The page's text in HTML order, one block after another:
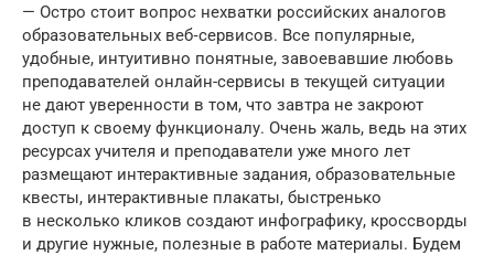
— Остро стоит вопрос нехватки российских аналогов
образовательных веб‑сервисов. Все популярные,
удобные, интуитивно понятные, завоевавшие любовь
преподавателей онлайн-сервисы в текущей ситуации
не дают уверенности в том, что завтра не закроют
доступ к своему функционалу. Очень жаль, ведь на этих
ресурсах учителя и преподаватели уже много лет
размещают интерактивные задания, образовательные
квесты, интерактивные плакаты, быстренько
в несколько кликов создают инфографику, кроссворды
и другие нужные, полезные в работе материалы. Будем